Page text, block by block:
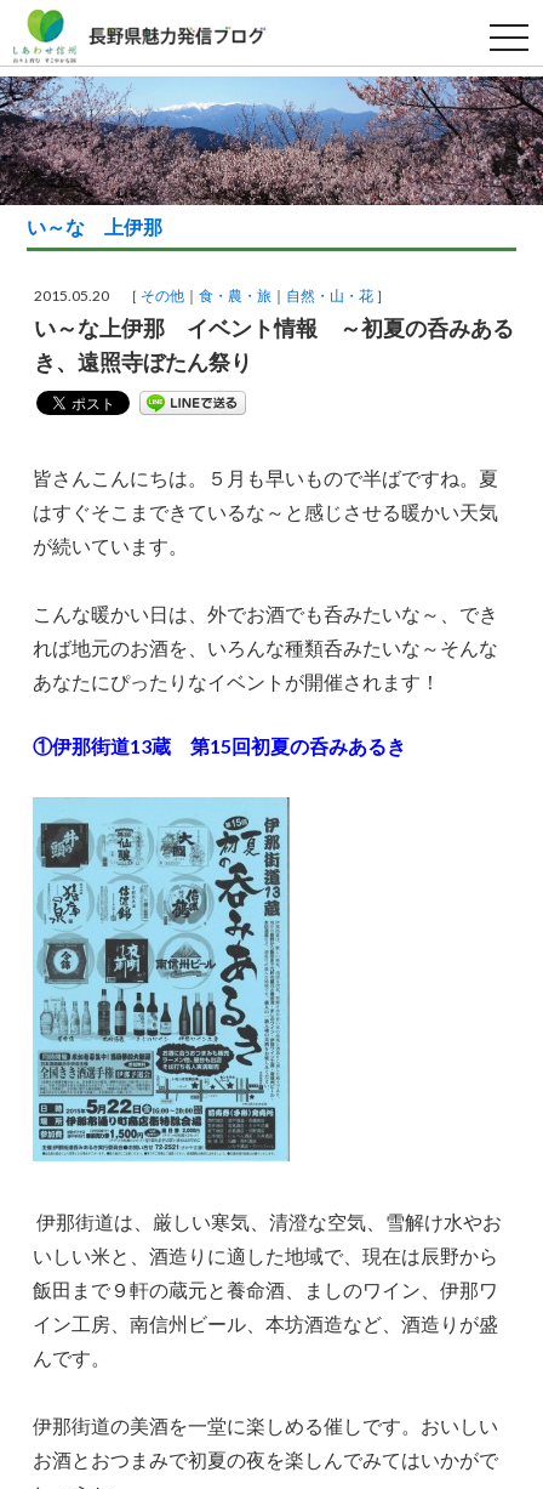
t
o
g
g
l
e
n
a
v
i
t
い～な 上伊那
2015.05.20 ［ その他 食・農・旅 自然・山・花 ］
い～な上伊那 イベント情報 ～初夏の呑みある
き、遠照寺ぼたん祭り
皆さんこんにちは。５月も早いもので半ばですね。夏
はすぐそこまできているな～と感じさせる暖かい天気
が続いています。
こんな暖かい日は、外でお酒でも呑みたいな～、でき
れば地元のお酒を、いろんな種類呑みたいな～そんな
あなたにぴったりなイベントが開催されます！
①伊那街道13蔵 第15回初夏の呑みあるき
伊那街道は、厳しい寒気、清澄な空気、雪解け水やお
いしい米と、酒造りに適した地域で、現在は辰野から
飯田まで９軒の蔵元と養命酒、ましのワイン、伊那ワ
イン工房、南信州ビール、本坊酒造など、酒造りが盛
んです。
伊那街道の美酒を一堂に楽しめる催しです。おいしい
お酒とおつまみで初夏の夜を楽しんでみてはいかがで